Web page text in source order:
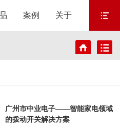
案例 关于
广州市中业电子——智能家电领域
的拨动开关解决方案